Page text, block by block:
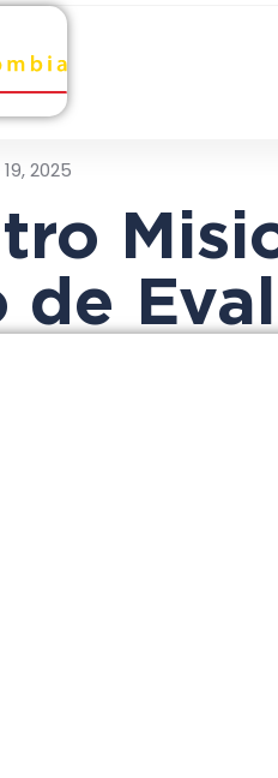
2025
de